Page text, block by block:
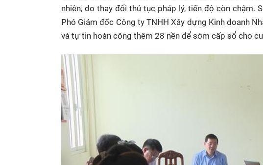
nhiên, do thay đổi thủ tục pháp lý, tiến độ còn chậm.
Phó Giám đốc Công ty TNHH Xây dựng Kinh doanh
và tự tin hoàn công thêm 28 nền để sớm cấp sổ cho